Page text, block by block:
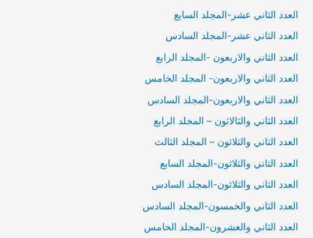
العدد الثاني عشر-المجلد السابع
العدد الثاني عشر-المجلد السادس
العدد الثاني والاربعون -المجلد الرابع
العدد الثاني والاربعون- المجلد الخامس
العدد الثاني والاربعون-المجلد السادس
العدد الثاني والثالاثون – المجلد الرابع
العدد الثاني والثلاثون – المجلد الثالث
العدد الثاني والثلاثون-المجلد السابع
العدد الثاني والثلاثون-المجلد السادس
العدد الثاني والخمسون-المجلد السادس
العدد الثاني والعشرون-المجلد الخامس